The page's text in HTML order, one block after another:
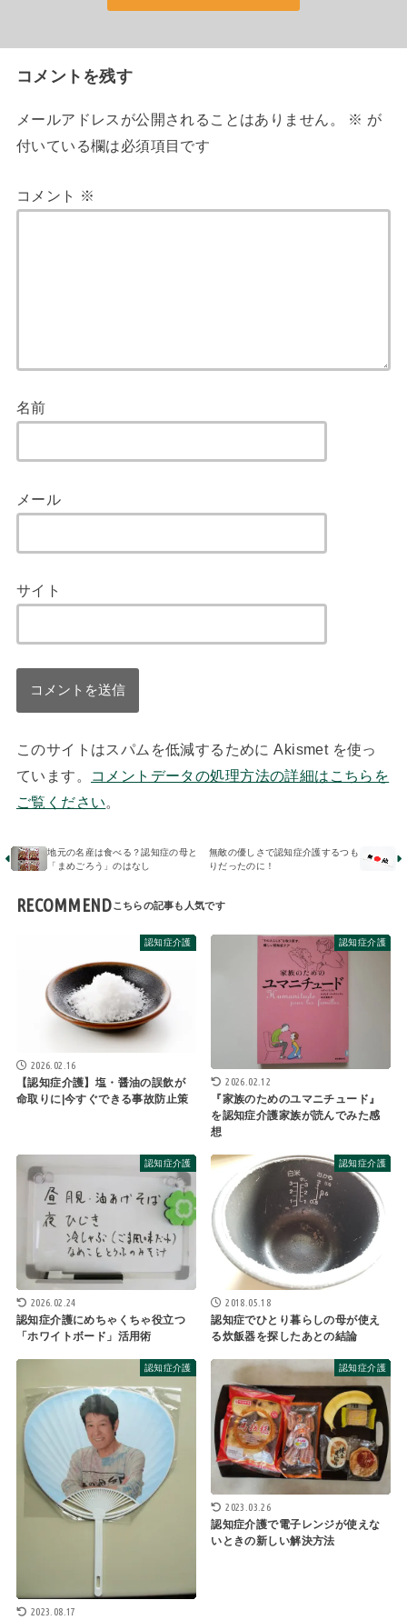
コメントを残す
メールアドレスが公開されることはありません。 ※ が
付いている欄は必須項目です
コメント ※
名前
メール
サイト
このサイトはスパムを低減するために Akismet を使っ
ています。
コメントデータの処理方法の詳細はこちらを
ご覧ください。
地元の名産は食べる？認知症の母と
「まめごろう」のはなし
無敵の優しさで認知症介護するつも
りだったのに！
RECOMMEND
認知症介護
2026.02.16
【認知症介護】塩・醤油の誤飲が
命取りに|今すぐできる事故防止策
認知症介護
2026.02.12
『家族のためのユマニチュード』
を認知症介護家族が読んでみた感
想
認知症介護
2026.02.24
認知症介護にめちゃくちゃ役立つ
「ホワイトボード」活用術
認知症介護
2018.05.18
認知症でひとり暮らしの母が使え
る炊飯器を探したあとの結論
認知症介護
2023.08.17
認知症介護
2023.03.26
認知症介護で電子レンジが使えな
いときの新しい解決方法